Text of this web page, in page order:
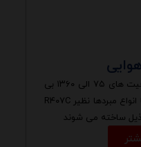
کندانسورهای هوایی ساران در ظرفیت های ۷۵ الی ۱۳۶۰ بی
تی یو بر ساعت و قابلیت کارکرد با انواع مبردها نظیر R۴۰۷C